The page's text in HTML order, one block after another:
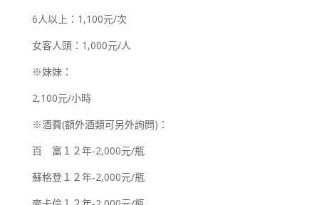
6人以上：1,100元/次
女客人頭：1,000元/人
※妹妹：
2,100元/小時
※酒費(額外酒類可另外詢問)：
百 富１２年-2,000元/瓶
蘇格登１２年-2,000元/瓶